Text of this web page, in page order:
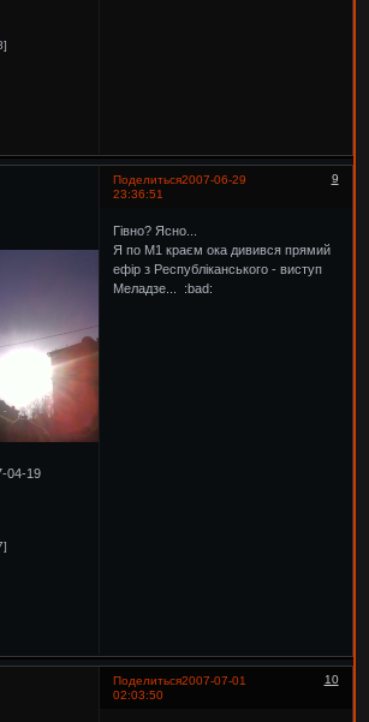
Поделиться 9
2007-06-29
23:36:51
04-19
Гівно? Ясно...
Я по М1 краєм ока дивився прямий
ефір з Республіканського - виступ
Меладзе... :bad:
Поделиться 10
2007-07-01
02:03:50